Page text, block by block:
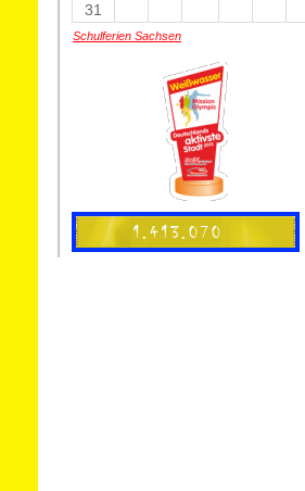
31
Schulferien Sachsen